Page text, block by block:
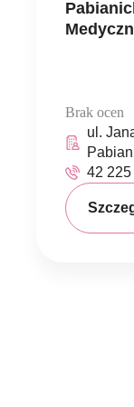
Brak ocen
ul.
42